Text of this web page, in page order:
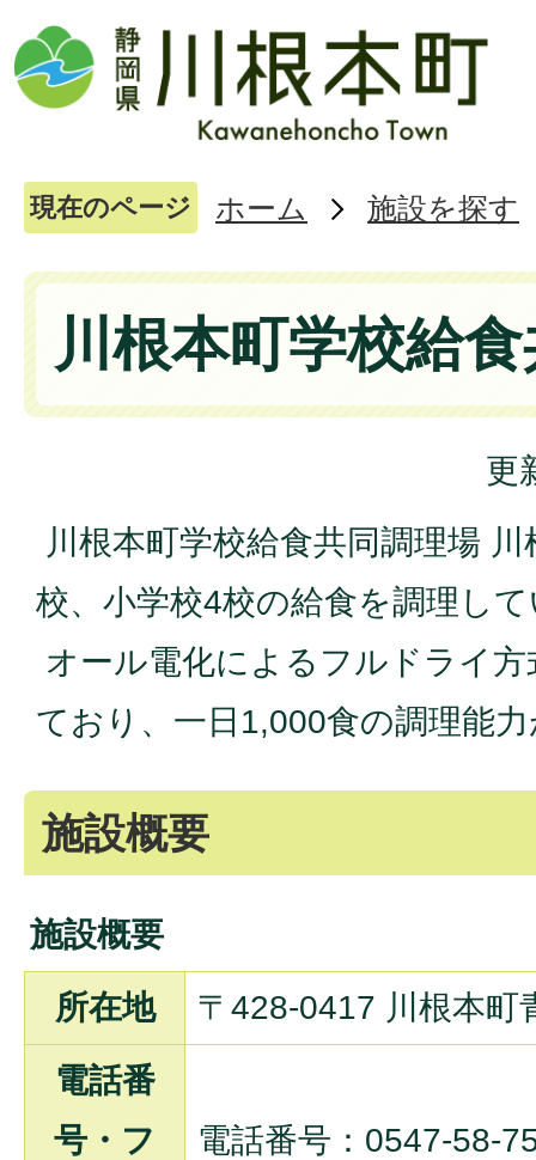
現在のページ ホーム 施設を探す
川根本町学校給
更
川根本町学校給食共同調理場
校、小学校4校の給食を調理し
オール電化によるフルドライ
ており、一日1,000食の調理能
施設概要
施設概要
所在地
〒428-0417 川根本町
電話番
号・フ
電話番号：0547-58-